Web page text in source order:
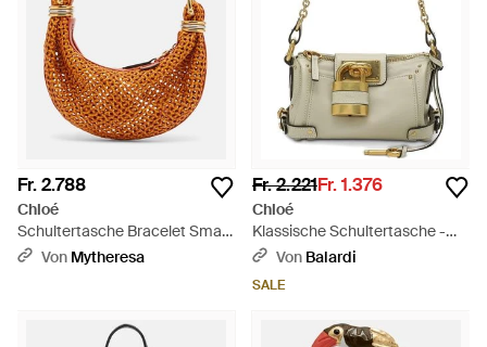
Fr. 2.788
Chloé
Schultertasche Bracelet Small
Aus Leder - Braun
Von Mytheresa
Fr. 2.221Fr. 1.376
Chloé
Klassische Schultertasche -
Mettallic
Von Balardi
SALE